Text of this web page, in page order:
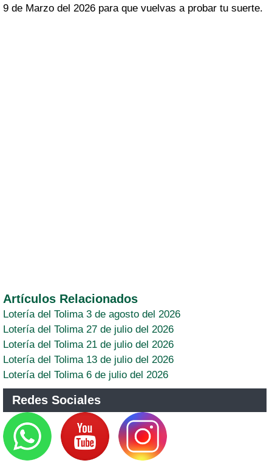
9 de Marzo del 2026 para que vuelvas a probar tu suerte.
Artículos Relacionados
Lotería del Tolima 3 de agosto del 2026
Lotería del Tolima 27 de julio del 2026
Lotería del Tolima 21 de julio del 2026
Lotería del Tolima 13 de julio del 2026
Lotería del Tolima 6 de julio del 2026
Redes Sociales